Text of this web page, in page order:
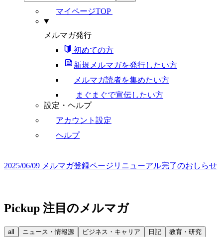
マイページTOP
メルマガ発行
初めての方
新規メルマガを発行したい方
メルマガ読者を集めたい方
まぐまぐで宣伝したい方
設定・ヘルプ
アカウント設定
ヘルプ
2025/06/09 メルマガ登録ページリニューアル完了のおしらせ
Pickup 注目のメルマガ
all ニュース・情報源 ビジネス・キャリア 日記
教育・研究